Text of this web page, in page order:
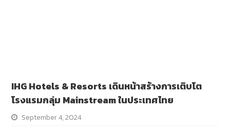
IHG Hotels & Resorts เดินหน้าสร้างการเติบโต
โรงแรมกลุ่ม Mainstream ในประเทศไทย
September 4, 2024